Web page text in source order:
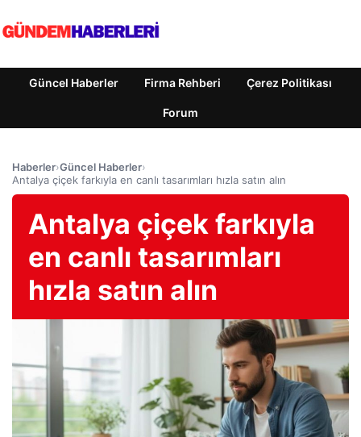
Güncel Haberler Firma Rehberi Çerez Politikası
Forum
Haberler›Güncel Haberler›
Antalya çiçek farkıyla en canlı tasarımları hızla satın alın
Antalya çiçek farkıyla
en canlı tasarımları
hızla satın alın